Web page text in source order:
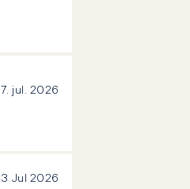
7. jul. 2026
3 Jul 2026